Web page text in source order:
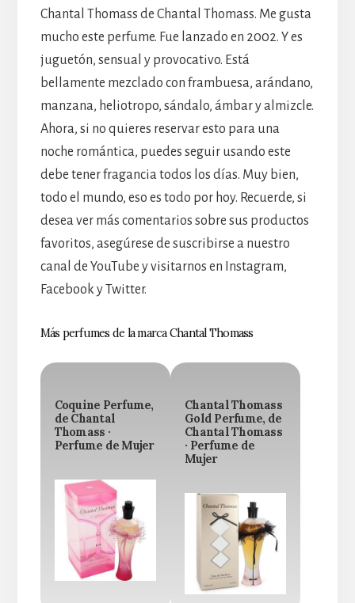
Chantal Thomass de Chantal Thomass. Me gusta
mucho este perfume. Fue lanzado en 2002. Y es
juguetón, sensual y provocativo. Está
bellamente mezclado con frambuesa, arándano,
manzana, heliotropo, sándalo, ámbar y almizcle.
Ahora, si no quieres reservar esto para una
noche romántica, puedes seguir usando este
debe tener fragancia todos los días. Muy bien,
todo el mundo, eso es todo por hoy. Recuerde, si
desea ver más comentarios sobre sus productos
favoritos, asegúrese de suscribirse a nuestro
canal de YouTube y visitarnos en Instagram,
Facebook y Twitter.
Más perfumes de la marca Chantal Thomass
Coquine Perfume,
de Chantal
Thomass ·
Perfume de Mujer
Chantal Thomass
Gold Perfume, de
Chantal Thomass
· Perfume de
Mujer